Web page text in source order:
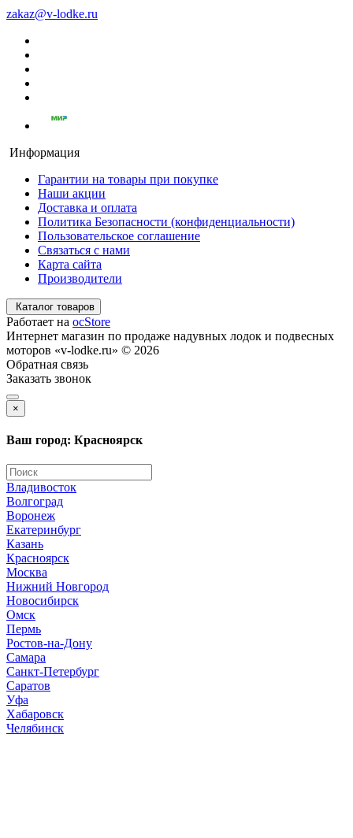
zakaz@v-lodke.ru
Информация
Гарантии на товары при покупке
Наши акции
Доставка и оплата
Политика Безопасности (конфиденциальности)
Пользовательское соглашение
Связаться с нами
Карта сайта
Производители
Каталог товаров
Работает на ocStore
Интернет магазин по продаже надувных лодок и подвесных
моторов «v-lodke.ru» © 2026
Обратная связь
Заказать звонок
×
Ваш город: Красноярск
Владивосток
Волгоград
Воронеж
Екатеринбург
Казань
Красноярск
Москва
Нижний Новгород
Новосибирск
Омск
Пермь
Ростов-на-Дону
Самара
Санкт-Петербург
Саратов
Уфа
Хабаровск
Челябинск